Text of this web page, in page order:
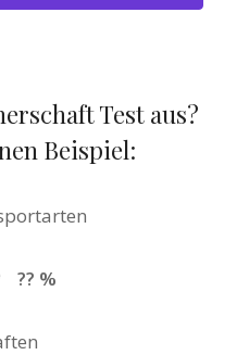
Test aus?
Beispiel:
?? %